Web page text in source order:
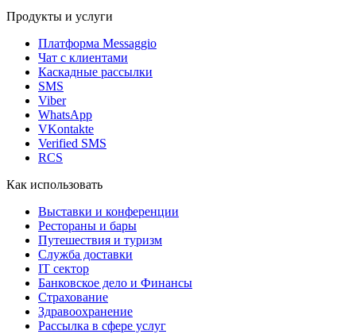
Продукты и услуги
Платформа Messaggio
Чат с клиентами
Каскадные рассылки
SMS
Viber
WhatsApp
VKontakte
Verified SMS
RCS
Как использовать
Выставки и конференции
Рестораны и бары
Путешествия и туризм
Служба доставки
IT сектор
Банковское дело и Финансы
Страхование
Здравоохранение
Рассылка в сфере услуг